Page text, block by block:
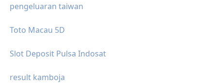
pengeluaran taiwan
Toto Macau 5D
Slot Deposit Pulsa Indosat
result kamboja